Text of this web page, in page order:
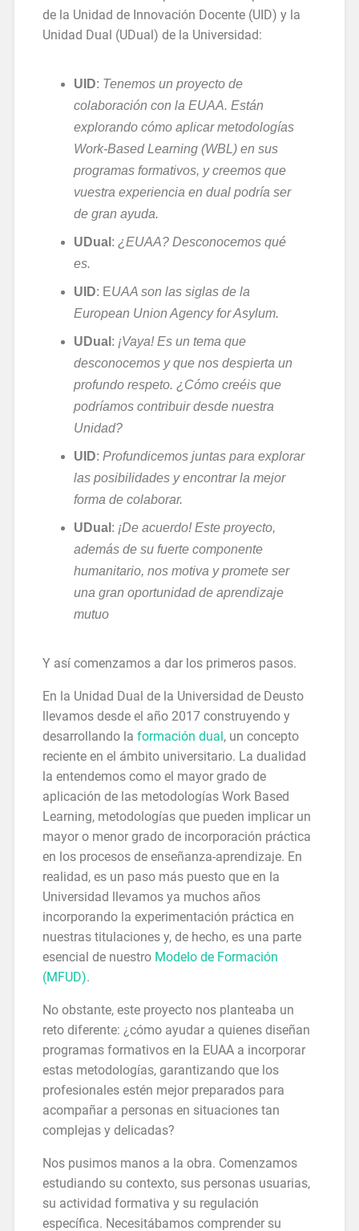
de la Unidad de Innovación Docente (UID) y la
Unidad Dual (UDual) de la Universidad:
UID: Tenemos un proyecto de
colaboración con la EUAA. Están
explorando cómo aplicar metodologías
Work-Based Learning (WBL) en sus
programas formativos, y creemos que
vuestra experiencia en dual podría ser
de gran ayuda.
UDual : ¿EUAA? Desconocemos qué
es.
UID: EUAA son las siglas de la
European Union Agency for Asylum.
UDual : ¡Vaya! Es un tema que
desconocemos y que nos despierta un
profundo respeto. ¿Cómo creéis que
podríamos contribuir desde nuestra
Unidad?
UID: Profundicemos juntas para explorar
las posibilidades y encontrar la mejor
forma de colaborar.
UDual : ¡De acuerdo! Este proyecto,
además de su fuerte componente
humanitario, nos motiva y promete ser
una gran oportunidad de aprendizaje
mutuo
Y así comenzamos a dar los primeros pasos.
En la Unidad Dual de la Universidad de Deusto
llevamos desde el año 2017 construyendo y
desarrollando la formación dual , un concepto
reciente en el ámbito universitario. La dualidad
la entendemos como el mayor grado de
aplicación de las metodologías Work Based
Learning, metodologías que pueden implicar un
mayor o menor grado de incorporación práctica
en los procesos de enseñanza-aprendizaje. En
realidad, es un paso más puesto que en la
Universidad llevamos ya muchos años
incorporando la experimentación práctica en
nuestras titulaciones y, de hecho, es una parte
esencial de nuestro Modelo de Formación
(MFUD).
No obstante, este proyecto nos planteaba un
reto diferente: ¿cómo ayudar a quienes diseñan
programas formativos en la EUAA a incorporar
estas metodologías, garantizando que los
profesionales estén mejor preparados para
acompañar a personas en situaciones tan
complejas y delicadas?
Nos pusimos manos a la obra. Comenzamos
estudiando su contexto, sus personas usuarias,
su actividad formativa y su regulación
específica. Necesitábamos comprender su